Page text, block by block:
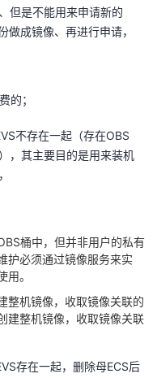
但是不能用来申请新的
做成镜像、再进行申请，
的；
不存在一起（存在OBS
，其主要目的是用来装机
桶中，但并非用户的私有
护必须通过镜像服务来实
。
整机镜像，收取镜像关联的
建整机镜像，收取镜像关联
存在一起，删除母ECS后